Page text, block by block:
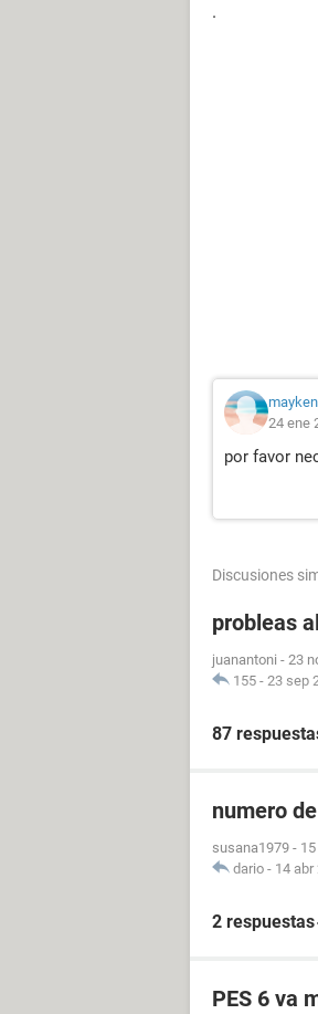
.
24 ene
por favor
Discusiones
probleas
juanantoni - 23
155 - 23 sep
87
numero
susana1979 -
dario - 14 abr
2 respuestas
PES 6 va